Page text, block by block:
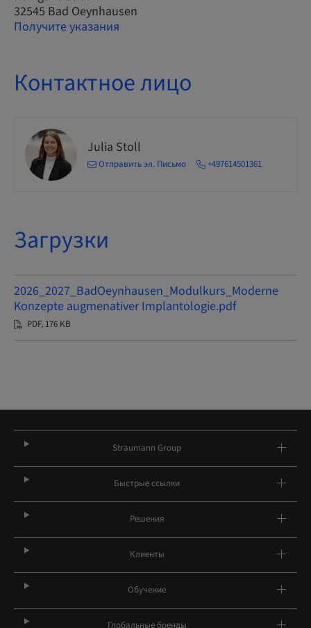
32545 Bad Oeynhausen
Получите указания
Контактное лицо
Julia Stoll
Отправить эл. Письмо +497614501361
Загрузки
2026_2027_BadOeynhausen_Modulkurs_Moderne
Konzepte augmenativer Implantologie.pdf
PDF, 176 KB
Straumann Group
Быстрые ссылки
Решения
Клиенты
Обучение
Глобальные бренды